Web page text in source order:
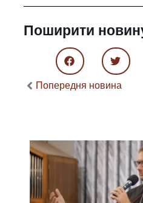
Поширити
Попередня новина